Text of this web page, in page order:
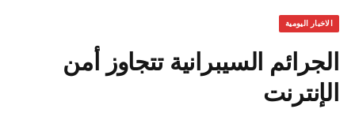
الاخبار اليومية
الجرائم السيبرانية تتجاوز أمن
الإنترنت